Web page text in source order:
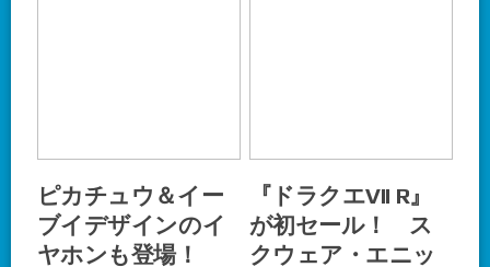
ピカチュウ＆イー
ブイデザインのイ
ヤホンも登場！
『ドラクエVII R』
が初セール！ ス
クウェア・エニッ